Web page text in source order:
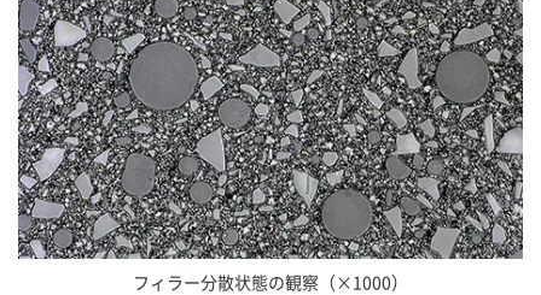
フィラー分散状態の観察（×1000）